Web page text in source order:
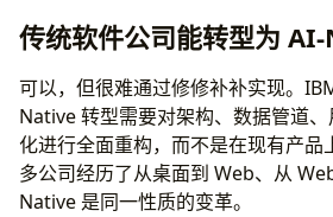
传统软件公司能转型为
可以，但很难通过修修补补实现。
Native 转型需要对架构、数据管道
化进行全面重构，而不是在现有产品
多公司经历了从桌面到 Web、从
Native 是同一性质的变革。